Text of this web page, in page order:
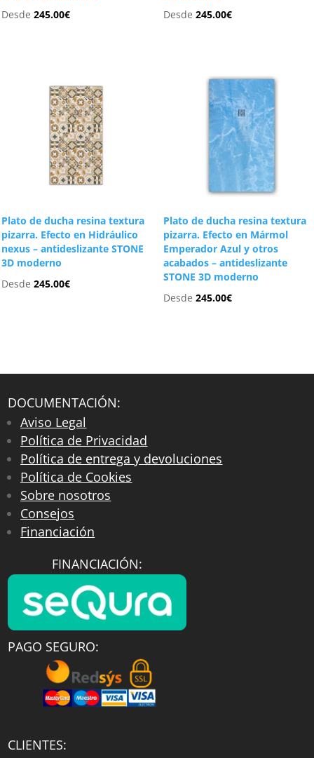
Desde245.00€
Desde 245.00€
Plato de ducha resina textura
pizarra. Efecto en Hidráulico
nexus – antideslizante STONE
3D moderno
Desde245.00€
Plato de ducha resina textura
pizarra. Efecto en Mármol
Emperador Azul y otros
acabados – antideslizante
STONE 3D moderno
Desde 245.00€
DOCUMENTACIÓN:
Aviso Legal
Política de Privacidad
Política de entrega y devoluciones
Política de Cookies
Sobre nosotros
Consejos
Financiación
FINANCIACIÓN:
PAGO SEGURO:
CLIENTES: